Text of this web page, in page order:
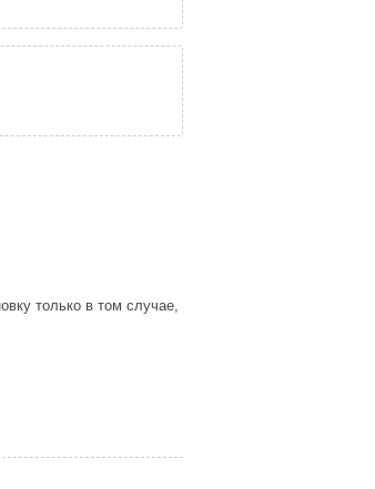
только в том случае,